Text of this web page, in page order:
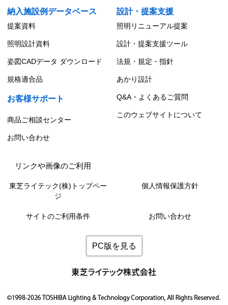
納入施設例データベース
設計・提案支援
提案資料 照明リニューアル提案
照明設計資料 設計・提案支援ツール
姿図CADデータ ダウンロード 法規・規定・指針
規格適合品 あかり設計
お客様サポート Q&A・よくあるご質問
商品ご相談センター
このウェブサイトについて
お問い合わせ
リンクや画像のご利用
東芝ライテック(株)トップペー
ジ
個人情報保護方針
サイトのご利用条件 お問い合わせ
PC版を見る